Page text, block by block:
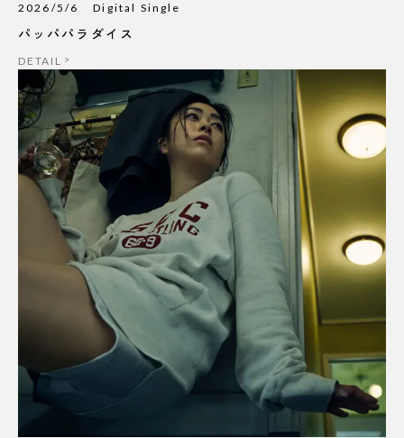
2026/5/6 Digital Single
パッパパラダイス
DETAIL